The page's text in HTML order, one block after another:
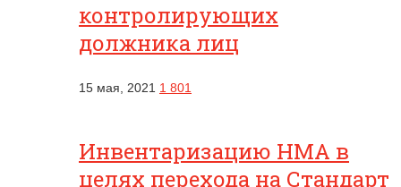
контролирующих
должника лиц
15 мая, 2021 1 801
Инвентаризацию НМА в
целях перехода на Стандарт